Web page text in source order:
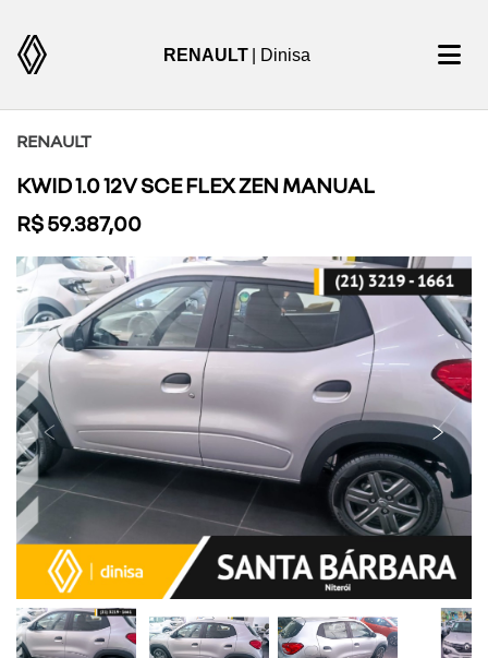
RENAULT | Dinisa
RENAULT
KWID 1.0 12V SCE FLEX ZEN MANUAL
R$ 59.387,00
Previous Next